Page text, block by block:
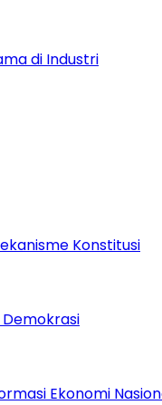
di Industri
Konstitusi
Demokrasi
Ekonomi